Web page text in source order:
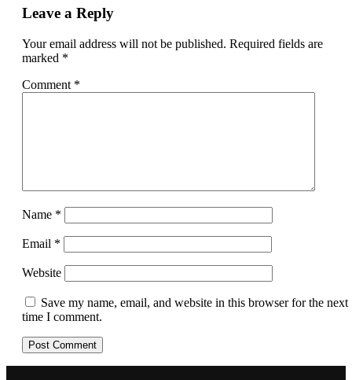
Leave a Reply
Your email address will not be published. Required fields are
marked *
Comment *
Name *
Email *
Website
Save my name, email, and website in this browser for the next
time I comment.